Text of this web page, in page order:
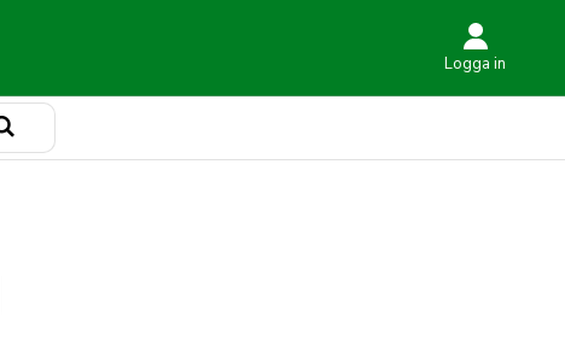
Logga in